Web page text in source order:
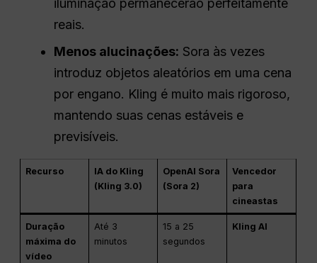
iluminação permanecerão perfeitamente
reais.
Menos alucinações: Sora às vezes
introduz objetos aleatórios em uma cena
por engano. Kling é muito mais rigoroso,
mantendo suas cenas estáveis e
previsíveis.
Recurso
IA do Kling
(Kling 3.0)
OpenAI Sora
(Sora 2)
Vencedor
para
cineastas
Duração
máxima do
vídeo
Até 3
minutos
15 a 25
segundos
Kling AI